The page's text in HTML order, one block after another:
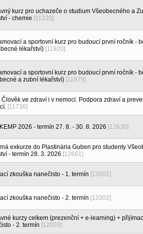
kurz pro uchazeče o studium Všeobecného a
- chemie [11220]
a sportovní kurz pro budoucí první ročník -
lékařství) [11920]
a sportovní kurz pro budoucí první ročník -
a zubní lékařství) [11979]
Člověk ve zdraví i v nemoci. Podpora zdraví a
[11736]
2026 - termín 27. 8. - 30. 8. 2026 [12630]
exkurze do Plastinária Guben pro studenty
- termín 28. 3. 2026 [12661]
zkouška nanečisto - 1. termín [12001]
zkouška nanečisto - 2. termín [12002]
kurzy celkem (prezenční + e-learning) +
- 2. termín [12003]